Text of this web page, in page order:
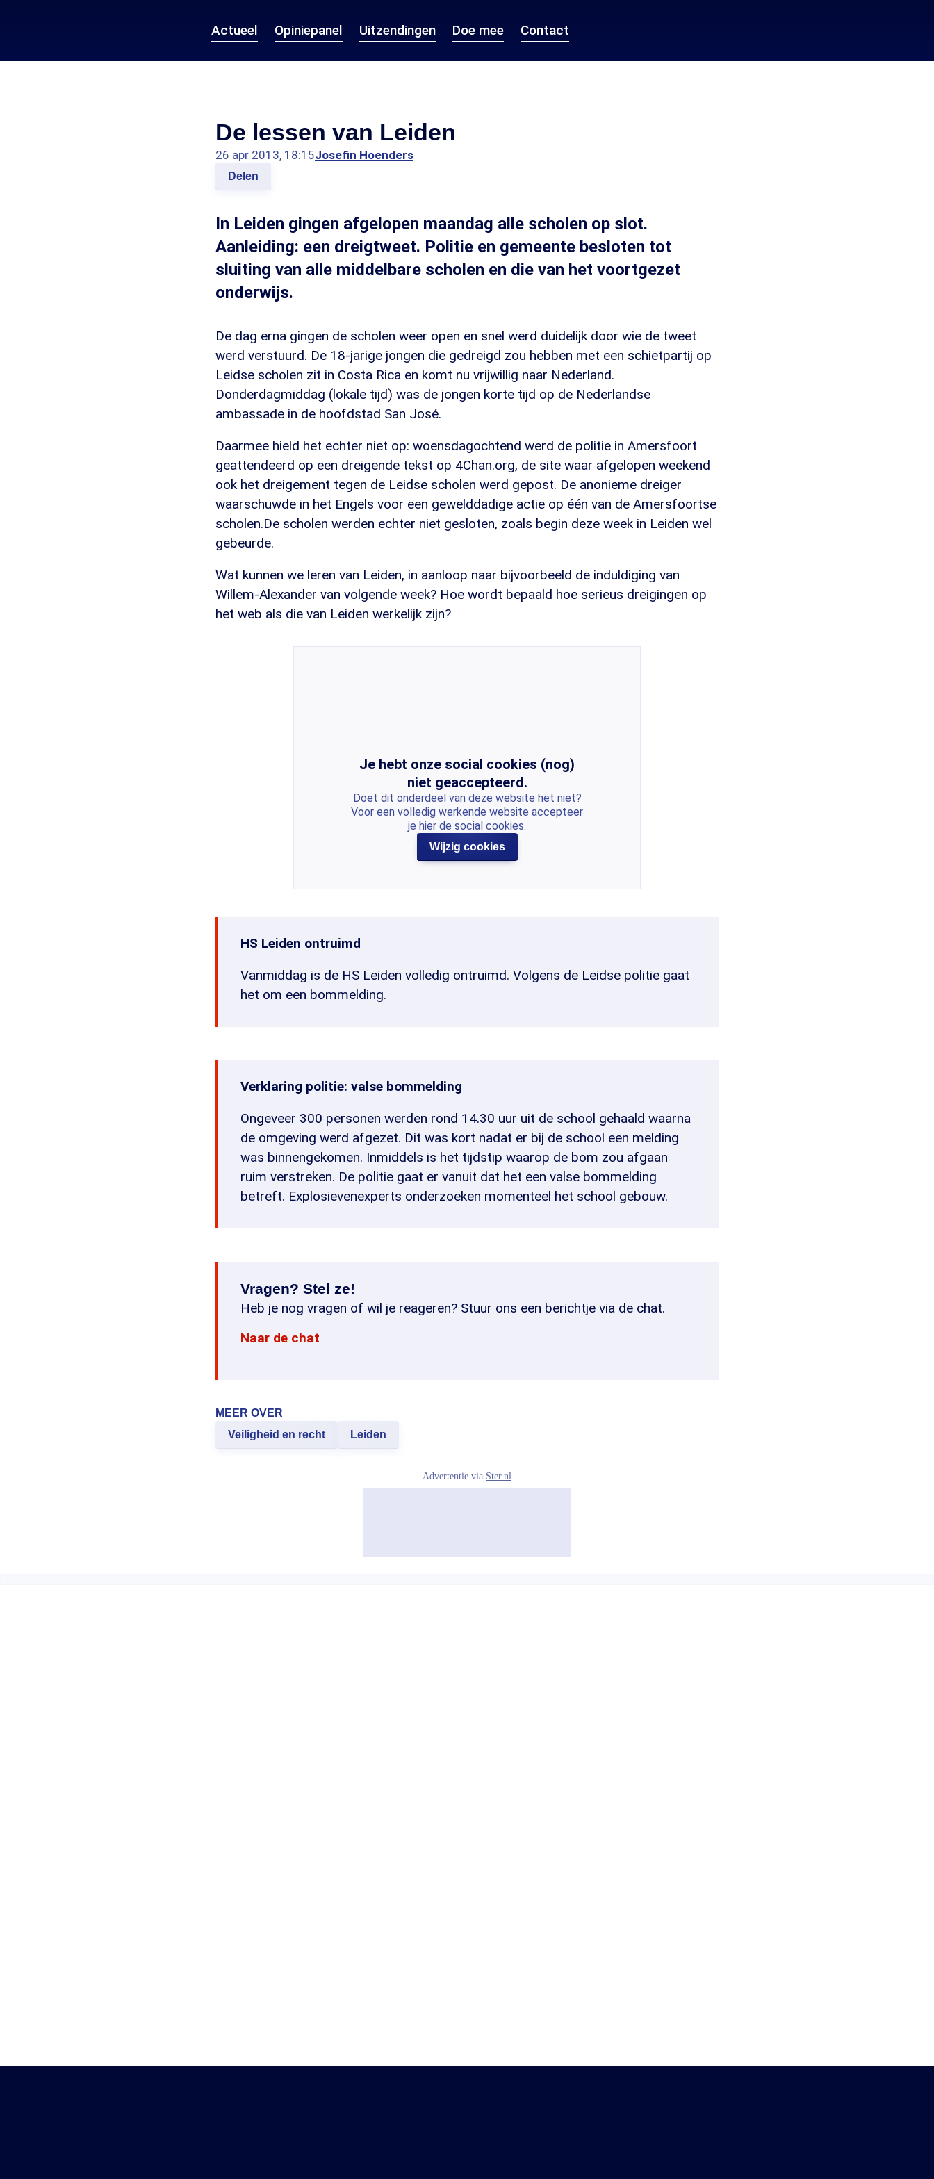
Actueel Opiniepanel Uitzendingen Doe mee Contact
De lessen van Leiden
26 apr 2013, 18:15Josefin Hoenders
Delen
In Leiden gingen afgelopen maandag alle scholen op slot.
Aanleiding: een dreigtweet. Politie en gemeente besloten tot
sluiting van alle middelbare scholen en die van het voortgezet
onderwijs.
De dag erna gingen de scholen weer open en snel werd duidelijk door wie de tweet
werd verstuurd. De 18-jarige jongen die gedreigd zou hebben met een schietpartij op
Leidse scholen zit in Costa Rica en komt nu vrijwillig naar Nederland.
Donderdagmiddag (lokale tijd) was de jongen korte tijd op de Nederlandse
ambassade in de hoofdstad San José.
Daarmee hield het echter niet op: woensdagochtend werd de politie in Amersfoort
geattendeerd op een dreigende tekst op 4Chan.org, de site waar afgelopen weekend
ook het dreigement tegen de Leidse scholen werd gepost. De anonieme dreiger
waarschuwde in het Engels voor een gewelddadige actie op één van de Amersfoortse
scholen.De scholen werden echter niet gesloten, zoals begin deze week in Leiden wel
gebeurde.
Wat kunnen we leren van Leiden, in aanloop naar bijvoorbeeld de induldiging van
Willem-Alexander van volgende week? Hoe wordt bepaald hoe serieus dreigingen op
het web als die van Leiden werkelijk zijn?
Je hebt onze social cookies (nog)
niet geaccepteerd.
Doet dit onderdeel van deze website het niet?
Voor een volledig werkende website accepteer
je hier de social cookies.
Wijzig cookies
HS Leiden ontruimd
Vanmiddag is de HS Leiden volledig ontruimd. Volgens de Leidse politie gaat
het om een bommelding.
Verklaring politie: valse bommelding
Ongeveer 300 personen werden rond 14.30 uur uit de school gehaald waarna
de omgeving werd afgezet. Dit was kort nadat er bij de school een melding
was binnengekomen. Inmiddels is het tijdstip waarop de bom zou afgaan
ruim verstreken. De politie gaat er vanuit dat het een valse bommelding
betreft. Explosievenexperts onderzoeken momenteel het school gebouw.
Vragen? Stel ze!
Heb je nog vragen of wil je reageren? Stuur ons een berichtje via de chat.
Naar de chat
MEER OVER
Veiligheid en recht
Leiden
Advertentie via Ster.nl